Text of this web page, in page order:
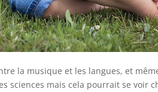
la musique et les langues, et
sciences mais cela pourrait se voir